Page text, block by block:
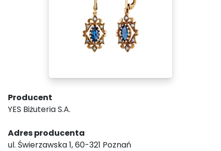
Producent
YES Biżuteria S.A.
Adres producenta
ul. Świerzawska 1, 60-321 Poznań